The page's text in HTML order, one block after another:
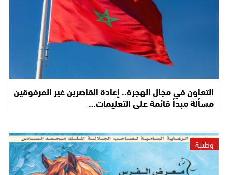
التعاون في مجال الهجرة.. إعادة القاصرين غير المرفوقين
مسألة مبدأ قائمة على التعليمات…
وطنية